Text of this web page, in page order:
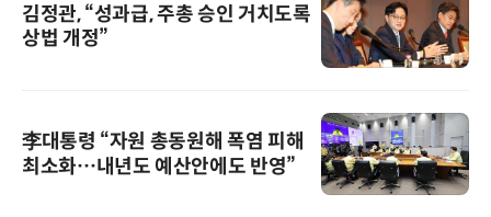
김정관, “성과급, 주총 승인 거치도록
상법 개정”
李대통령 “자원 총동원해 폭염 피해
최소화…내년도 예산안에도 반영”